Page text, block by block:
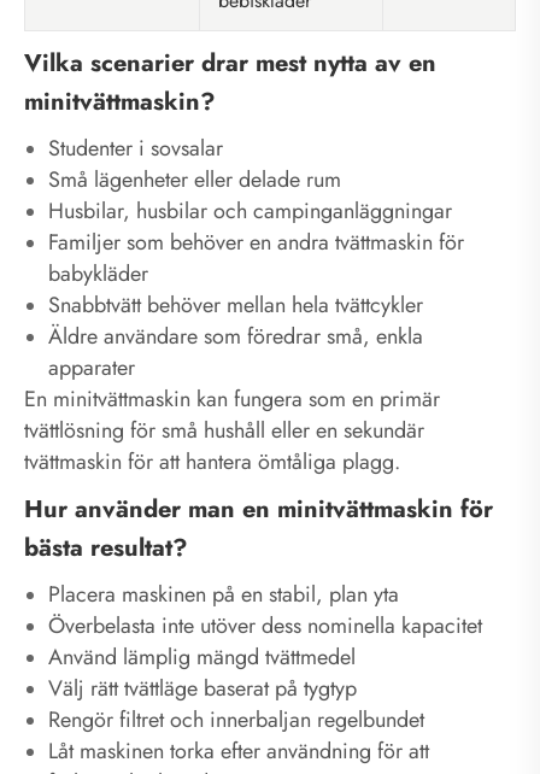
Vilka scenarier drar mest nytta av en
minitvättmaskin?
Studenter i sovsalar
Små lägenheter eller delade rum
Husbilar, husbilar och campinganläggningar
Familjer som behöver en andra tvättmaskin för
babykläder
Snabbtvätt behöver mellan hela tvättcykler
Äldre användare som föredrar små, enkla
apparater
En minitvättmaskin kan fungera som en primär
tvättlösning för små hushåll eller en sekundär
tvättmaskin för att hantera ömtåliga plagg.
Hur använder man en minitvättmaskin för
bästa resultat?
Placera maskinen på en stabil, plan yta
Överbelasta inte utöver dess nominella kapacitet
Använd lämplig mängd tvättmedel
Välj rätt tvättläge baserat på tygtyp
Rengör filtret och innerbaljan regelbundet
Låt maskinen torka efter användning för att